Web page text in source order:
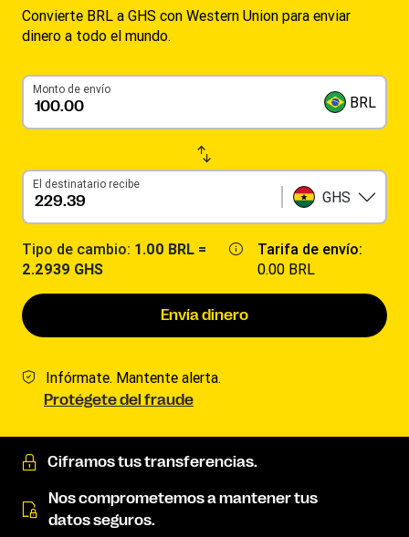
Convierte BRL a GHS con Western Union para enviar
dinero a todo el mundo.
Monto de envío
BRL
El destinatario recibe
GHS
Tipo de cambio: 1.00 BRL =
2.2939 GHS
Tarifa de envío:
0.00 BRL
Envía dinero
Infórmate. Mantente alerta.
Protégete del fraude
Ciframos tus transferencias.
Nos comprometemos a mantener tus
datos seguros.